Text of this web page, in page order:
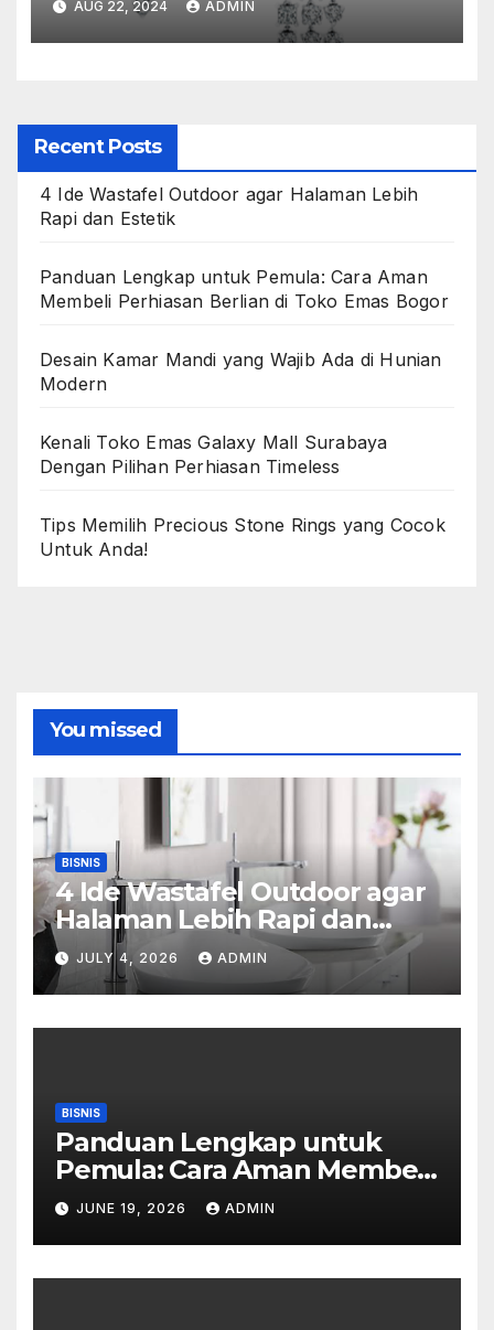
AUG 22, 2024 ADMIN
Recent Posts
4 Ide Wastafel Outdoor agar Halaman Lebih
Rapi dan Estetik
Panduan Lengkap untuk Pemula: Cara Aman
Membeli Perhiasan Berlian di Toko Emas Bogor
Desain Kamar Mandi yang Wajib Ada di Hunian
Modern
Kenali Toko Emas Galaxy Mall Surabaya
Dengan Pilihan Perhiasan Timeless
Tips Memilih Precious Stone Rings yang Cocok
Untuk Anda!
You missed
BISNIS
4 Ide Wastafel Outdoor agar
Halaman Lebih Rapi dan
Estetik
JULY 4, 2026 ADMIN
BISNIS
Panduan Lengkap untuk
Pemula: Cara Aman Membeli
Perhiasan Berlian di Toko
Emas Bogor
JUNE 19, 2026 ADMIN